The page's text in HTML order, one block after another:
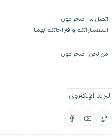
اتصل بنا | متجر مون :
استفساراتكم واقتراحاتكم تهمنا
من نحن | متجر مون
البريد الإلكتروني